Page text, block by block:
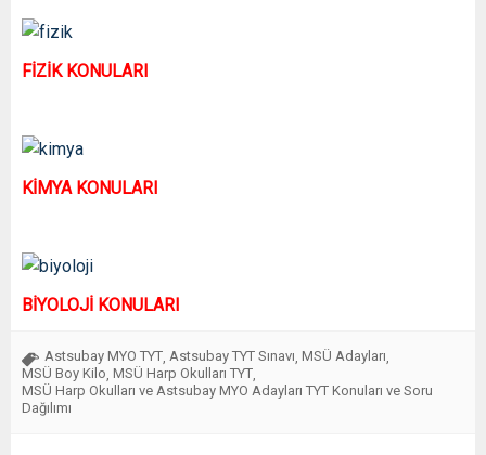
FİZİK KONULARI
KİMYA KONULARI
BİYOLOJİ KONULARI
Astsubay MYO TYT Astsubay TYT Sınavı MSÜ Adayları
MSÜ Boy Kilo MSÜ Harp Okulları TYT
MSÜ Harp Okulları ve Astsubay MYO Adayları TYT Konuları ve Soru
Dağılımı